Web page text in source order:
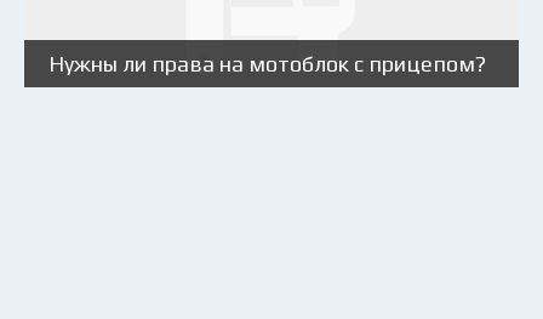
Нужны ли права на мотоблок с прицепом?